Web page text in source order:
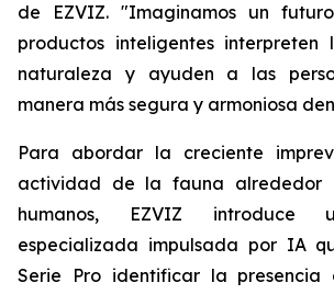
de EZVIZ. "Imaginamos un
productos inteligentes
naturaleza y ayuden a las
manera más segura y armoniosa
Para abordar la creciente
actividad de la fauna alrededor
humanos, EZVIZ introduce
especializada impulsada por IA
Serie Pro identificar la presencia